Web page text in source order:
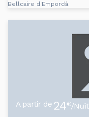
Bellcaire d'Empordà
A partir de 24€/Nuit